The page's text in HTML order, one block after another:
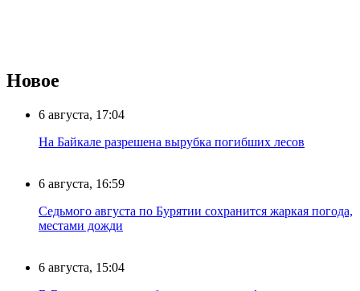
Новое
6 августа, 17:04
На Байкале разрешена вырубка погибших лесов
6 августа, 16:59
Седьмого августа по Бурятии сохранится жаркая погода,
местами дожди
6 августа, 15:04